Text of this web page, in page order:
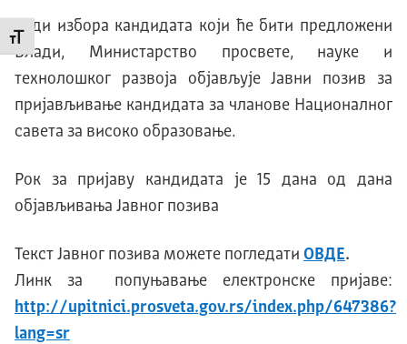
Промени величину слова
Ради избора кандидата који ће бити предложени
Влади, Министарство просвете, науке и
технолошког развоја објављује Јавни позив за
пријављивање кандидата за чланове Националног
савета за високо образовање.
Рок за пријаву кандидата је 15 дана од дана
објављивања Јавног позива
Текст Јавног позива можете погледати ОВДЕ.
Линк за попуњавање електронске пријаве:
http://upitnici.prosveta.gov.rs/index.php/647386?
lang=sr